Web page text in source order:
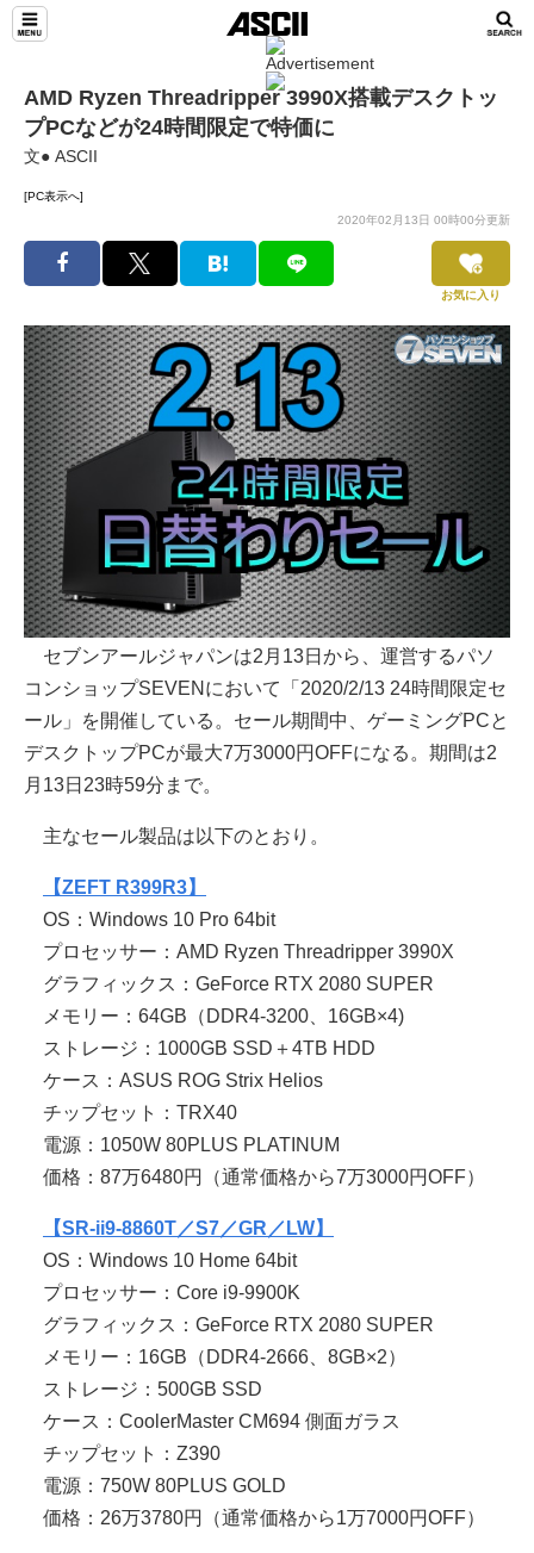
AMD Ryzen Threadripper 3990X搭載デスクトッ
プPCなどが24時間限定で特価に
文● ASCII
[PC表示へ]
2020年02月13日 00時00分更新
お気に入り
セブンアールジャパンは2月13日から、運営するパソ
コンショップSEVENにおいて「2020/2/13 24時間限定セ
ール」を開催している。セール期間中、ゲーミングPCと
デスクトップPCが最大7万3000円OFFになる。期間は2
月13日23時59分まで。
主なセール製品は以下のとおり。
【ZEFT R399R3】
OS：Windows 10 Pro 64bit
プロセッサー：AMD Ryzen Threadripper 3990X
グラフィックス：GeForce RTX 2080 SUPER
メモリー：64GB（DDR4-3200、16GB×4)
ストレージ：1000GB SSD＋4TB HDD
ケース：ASUS ROG Strix Helios
チップセット：TRX40
電源：1050W 80PLUS PLATINUM
価格：87万6480円（通常価格から7万3000円OFF）
【SR-ii9-8860T／S7／GR／LW】
OS：Windows 10 Home 64bit
プロセッサー：Core i9-9900K
グラフィックス：GeForce RTX 2080 SUPER
メモリー：16GB（DDR4-2666、8GB×2）
ストレージ：500GB SSD
ケース：CoolerMaster CM694 側面ガラス
チップセット：Z390
電源：750W 80PLUS GOLD
価格：26万3780円（通常価格から1万7000円OFF）